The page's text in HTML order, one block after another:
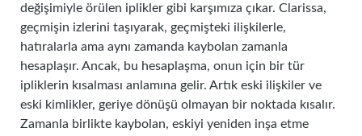
değişimiyle örülen iplikler gibi karşımıza çıkar. Clarissa,
geçmişin izlerini taşıyarak, geçmişteki ilişkilerle,
hatıralarla ama aynı zamanda kaybolan zamanla
hesaplaşır. Ancak, bu hesaplaşma, onun için bir tür
ipliklerin kısalması anlamına gelir. Artık eski ilişkiler ve
eski kimlikler, geriye dönüşü olmayan bir noktada kısalır.
Zamanla birlikte kaybolan, eskiyi yeniden inşa etme